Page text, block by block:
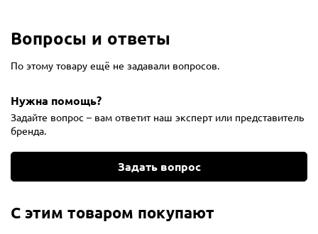
Вопросы и ответы
По этому товару ещё не задавали вопросов.
Нужна помощь?
Задайте вопрос – вам ответит наш эксперт или представитель
бренда.
Задать вопрос
С этим товаром покупают